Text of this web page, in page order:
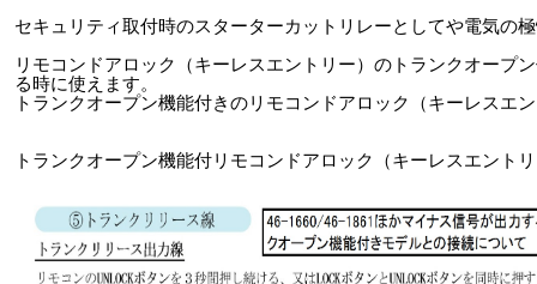
セキュリティ取付時のスターターカットリレーとしてや電気の
リモコンドアロック（キーレスエントリー）のトランクオープ
る時に使えます。
トランクオープン機能付きのリモコンドアロック（キーレスエ
トランクオープン機能付リモコンドアロック（キーレスエント